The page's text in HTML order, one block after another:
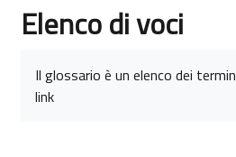
Elenco di voci
Il glossario è un elenco dei
link